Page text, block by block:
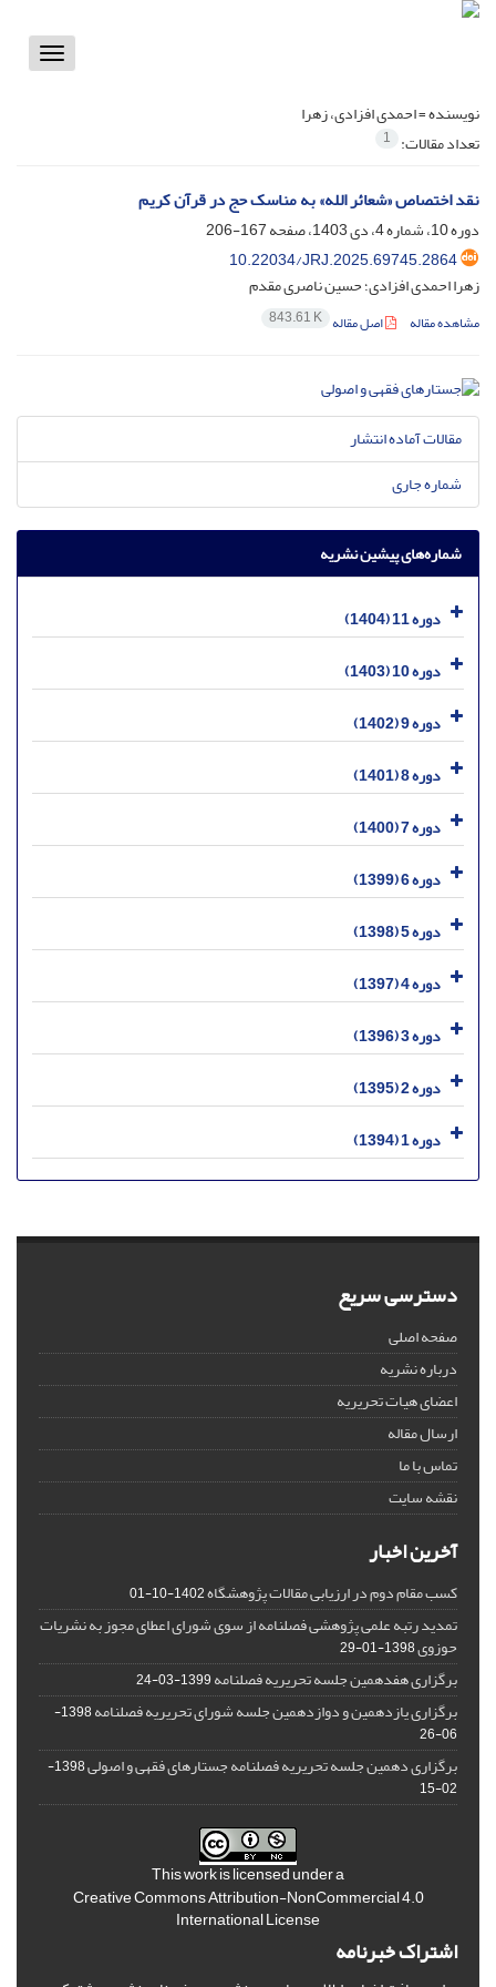
Toggle
نویسنده =احمدی افزادی، زهرا
تعداد مقالات: 1
نقد اختصاص «شعائر الله» به مناسک حج در قرآن کریم
دوره 10، شماره 4، دی 1403، صفحه
167-206
10.22034/JRJ.2025.69745.2864
زهرا احمدی افزادی؛ حسین ناصری مقدم
مشاهده مقاله اصل مقاله 843.61 K
مقالات آماده انتشار
شماره جاری
شماره‌های پیشین نشریه
دوره 11 (1404)
دوره 10 (1403)
دوره 9 (1402)
دوره 8 (1401)
دوره 7 (1400)
دوره 6 (1399)
دوره 5 (1398)
دوره 4 (1397)
دوره 3 (1396)
دوره 2 (1395)
دوره 1 (1394)
دسترسی سریع
صفحه اصلی
درباره نشریه
اعضای هیات تحریریه
ارسال مقاله
تماس با ما
نقشه سایت
آخرین اخبار
کسب مقام دوم در ارزیابی مقالات پژوهشگاه1402-10-01
تمدید رتبه علمی پژوهشی فصلنامه از سوی شورای اعطای مجوز به نشریات
حوزوی1398-01-29
برگزاری هفدهمین جلسه تحریریه فصلنامه1399-03-24
برگزاری یازدهمین و دوازدهمین جلسه شورای تحریریه فصلنامه
1398-
06-26
برگزاری دهمین جلسه تحریریه فصلنامه جستارهای فقهی و اصولی
1398-
02-15
This work is licensed under a
Creative Commons Attribution-NonCommercial 4.0
International License
اشتراک خبرنامه